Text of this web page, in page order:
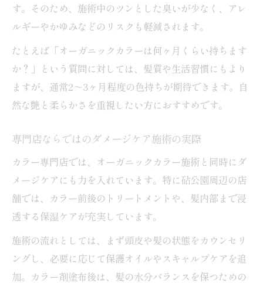
す。そのため、施術中のツンとした臭いが少なく、アレ
ルギーやかゆみなどのリスクも軽減されます。
たとえば「オーガニックカラーは何ヶ月くらい持ちます
か？」という質問に対しては、髪質や生活習慣にもより
ますが、通常2～3ヶ月程度の色持ちが期待できます。自
然な艶と柔らかさを重視したい方におすすめです。
専門店ならではのダメージケア施術の実際
カラー専門店では、オーガニックカラー施術と同時にダ
メージケアにも力を入れています。特に砧公園周辺の店
舗では、カラー前後のトリートメントや、髪内部まで浸
透する保湿ケアが充実しています。
施術の流れとしては、まず頭皮や髪の状態をカウンセリ
ングし、必要に応じて保護オイルやスキャルプケアを追
加。カラー剤塗布後は、髪の水分バランスを保つための